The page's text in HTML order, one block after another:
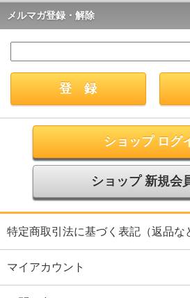
メルマガ登録・解除
ショップ ログ
ショップ 新規会
特定商取引法に基づく表記（返品な
マイアカウント